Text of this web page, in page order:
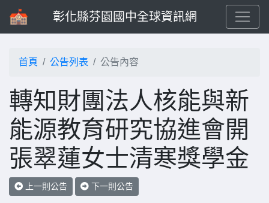
彰化縣芬園國中全球資訊網
首頁 公告列表 公告內容
轉知財團法人核能與新
能源教育研究協進會開
張翠蓮女士清寒獎學金
上一則公告 下一則公告